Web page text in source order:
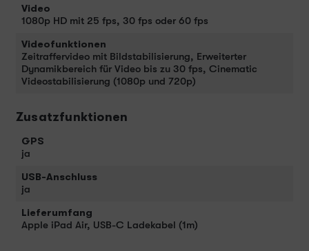
Video
1080p HD mit 25 fps, 30 fps oder 60 fps
Videofunktionen
Zeitraffervideo mit Bildstabilisierung, Erweiterter
Dynamikbereich für Video bis zu 30 fps, Cinematic
Video­stabilisierung (1080p und 720p)
Zusatzfunktionen
GPS
ja
USB-Anschluss
ja
Lieferumfang
Apple iPad Air, USB-C Ladekabel (1m)